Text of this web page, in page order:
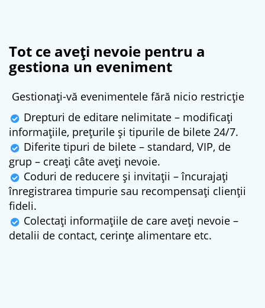
Tot ce aveți nevoie pentru a
gestiona un eveniment
Gestionați-vă evenimentele fără nicio restricție
Drepturi de editare nelimitate – modificați
informațiile, prețurile și tipurile de bilete 24/7.
Diferite tipuri de bilete – standard, VIP, de
grup – creați câte aveți nevoie.
Coduri de reducere și invitații – încurajați
înregistrarea timpurie sau recompensați clienții
fideli.
Colectați informațiile de care aveți nevoie –
detalii de contact, cerințe alimentare etc.